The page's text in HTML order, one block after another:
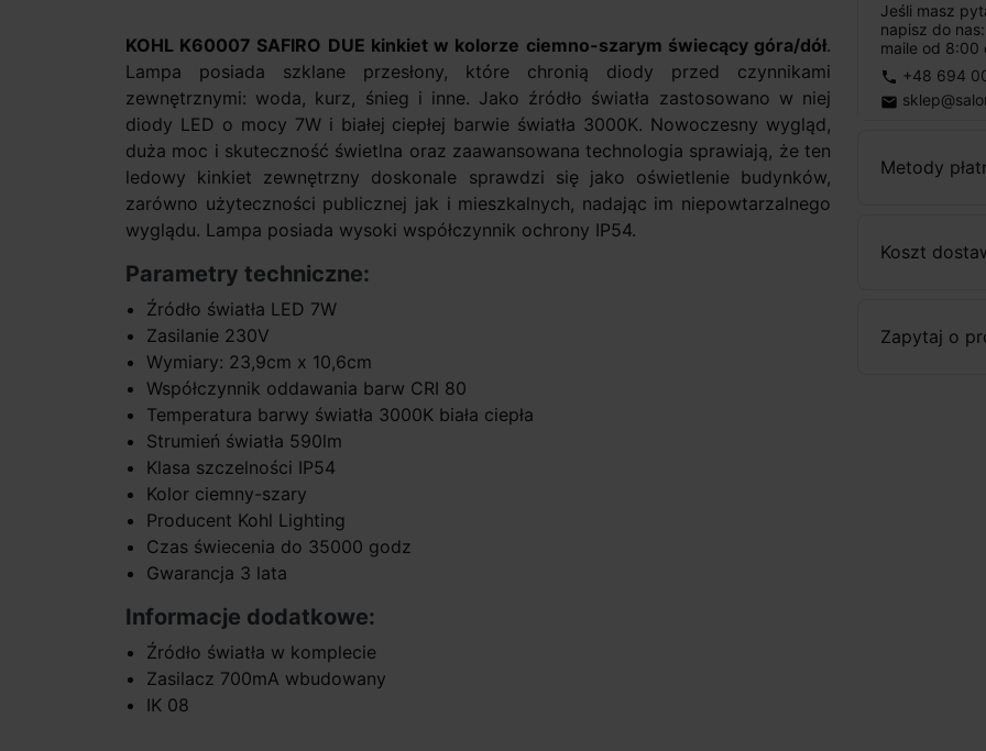
Jeśli masz
napisz do
maile od 8:00
phone +48 694
email
Metody
Koszt
Zapytaj o
KOHL K60007 SAFIRO DUE kinkiet w kolorze ciemno-szarym świecący góra/dół.
Lampa posiada szklane przesłony, które chronią diody przed czynnikami
zewnętrznymi: woda, kurz, śnieg i inne. Jako źródło światła zastosowano w niej
diody LED o mocy 7W i białej ciepłej barwie światła 3000K. Nowoczesny wygląd,
duża moc i skuteczność świetlna oraz zaawansowana technologia sprawiają, że ten
ledowy kinkiet zewnętrzny doskonale sprawdzi się jako oświetlenie budynków,
zarówno użyteczności publicznej jak i mieszkalnych, nadając im niepowtarzalnego
wyglądu. Lampa posiada wysoki współczynnik ochrony IP54.
Parametry techniczne:
Źródło światła LED 7W
Zasilanie 230V
Wymiary: 23,9cm x 10,6cm
Współczynnik oddawania barw CRI 80
Temperatura barwy światła 3000K biała ciepła
Strumień światła 590lm
Klasa szczelności IP54
Kolor ciemny-szary
Producent Kohl Lighting
Czas świecenia do 35000 godz
Gwarancja 3 lata
Informacje dodatkowe:
Źródło światła w komplecie
Zasilacz 700mA wbudowany
IK 08